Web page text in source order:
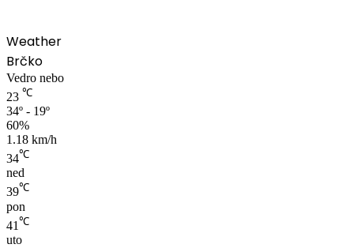
Weather
Brčko
Vedro nebo
23 ℃
34º - 19º
60%
1.18 km/h
34℃
ned
39℃
pon
41 ℃
uto